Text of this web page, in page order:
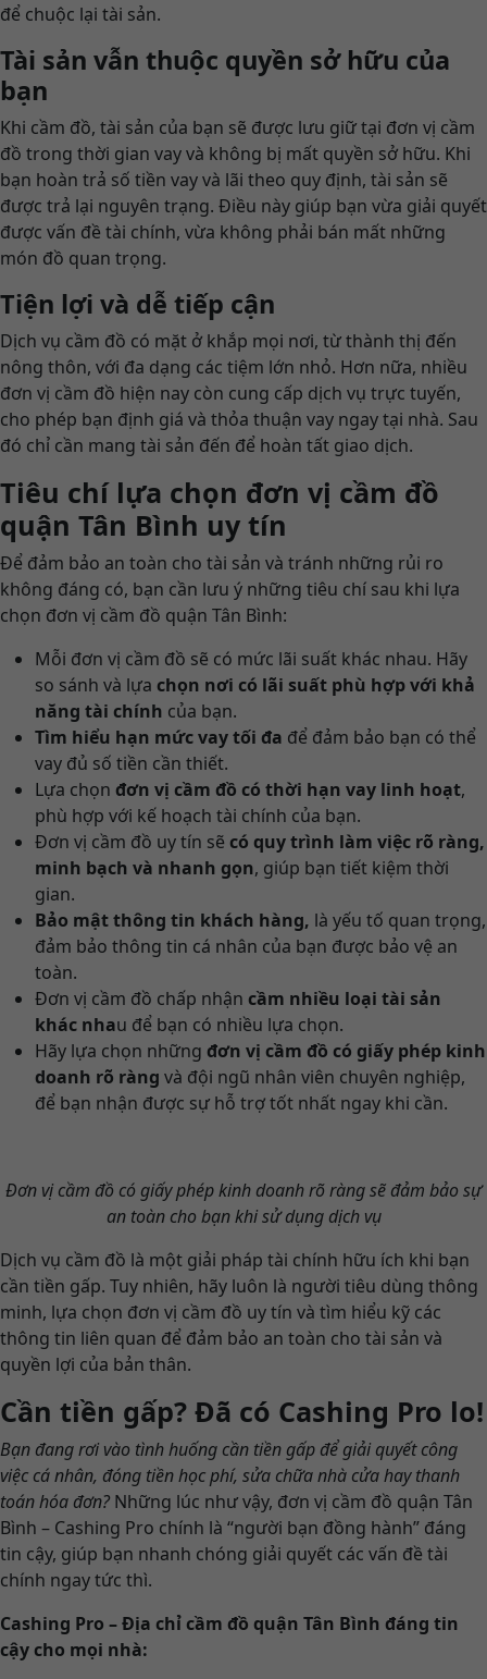
để chuộc lại tài sản.
Tài sản vẫn thuộc quyền sở hữu của
bạn
Khi cầm đồ, tài sản của bạn sẽ được lưu giữ tại đơn vị cầm
đồ trong thời gian vay và không bị mất quyền sở hữu. Khi
bạn hoàn trả số tiền vay và lãi theo quy định, tài sản sẽ
được trả lại nguyên trạng. Điều này giúp bạn vừa giải quyết
được vấn đề tài chính, vừa không phải bán mất những
món đồ quan trọng.
Tiện lợi và dễ tiếp cận
Dịch vụ cầm đồ có mặt ở khắp mọi nơi, từ thành thị đến
nông thôn, với đa dạng các tiệm lớn nhỏ. Hơn nữa, nhiều
đơn vị cầm đồ hiện nay còn cung cấp dịch vụ trực tuyến,
cho phép bạn định giá và thỏa thuận vay ngay tại nhà. Sau
đó chỉ cần mang tài sản đến để hoàn tất giao dịch.
Tiêu chí lựa chọn đơn vị cầm đồ
quận Tân Bình uy tín
Để đảm bảo an toàn cho tài sản và tránh những rủi ro
không đáng có, bạn cần lưu ý những tiêu chí sau khi lựa
chọn đơn vị cầm đồ quận Tân Bình:
Mỗi đơn vị cầm đồ sẽ có mức lãi suất khác nhau. Hãy
so sánh và lựa chọn nơi có lãi suất phù hợp với khả
năng tài chính của bạn.
Tìm hiểu hạn mức vay tối đa để đảm bảo bạn có thể
vay đủ số tiền cần thiết.
Lựa chọn đơn vị cầm đồ có thời hạn vay linh hoạt,
phù hợp với kế hoạch tài chính của bạn.
Đơn vị cầm đồ uy tín sẽ có quy trình làm việc rõ ràng,
minh bạch và nhanh gọn, giúp bạn tiết kiệm thời
gian.
Bảo mật thông tin khách hàng, là yếu tố quan trọng,
đảm bảo thông tin cá nhân của bạn được bảo vệ an
toàn.
Đơn vị cầm đồ chấp nhận cầm nhiều loại tài sản
khác nhau để bạn có nhiều lựa chọn.
Hãy lựa chọn những đơn vị cầm đồ có giấy phép kinh
doanh rõ ràng và đội ngũ nhân viên chuyên nghiệp,
để bạn nhận được sự hỗ trợ tốt nhất ngay khi cần.
Đơn vị cầm đồ có giấy phép kinh doanh rõ ràng sẽ đảm bảo sự
an toàn cho bạn khi sử dụng dịch vụ
Dịch vụ cầm đồ là một giải pháp tài chính hữu ích khi bạn
cần tiền gấp. Tuy nhiên, hãy luôn là người tiêu dùng thông
minh, lựa chọn đơn vị cầm đồ uy tín và tìm hiểu kỹ các
thông tin liên quan để đảm bảo an toàn cho tài sản và
quyền lợi của bản thân.
Cần tiền gấp? Đã có Cashing Pro lo!
Bạn đang rơi vào tình huống cần tiền gấp để giải quyết công
việc cá nhân, đóng tiền học phí, sửa chữa nhà cửa hay thanh
toán hóa đơn? Những lúc như vậy, đơn vị cầm đồ quận Tân
Bình – Cashing Pro chính là “người bạn đồng hành” đáng
tin cậy, giúp bạn nhanh chóng giải quyết các vấn đề tài
chính ngay tức thì.
Cashing Pro – Địa chỉ cầm đồ quận Tân Bình đáng tin
cậy cho mọi nhà: